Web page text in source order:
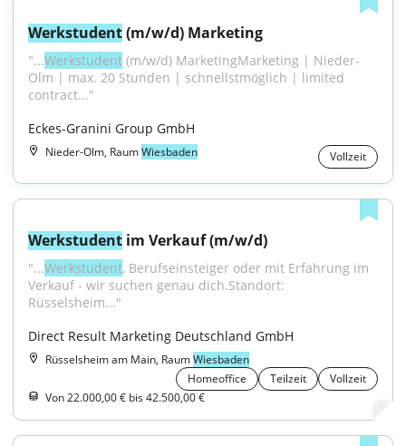
Werkstudent (m/w/d) Marketing
"...Werkstudent (m/w/d) MarketingMarketing | Nieder-
Olm | max. 20 Stunden | schnellstmöglich | limited
contract..."
Eckes-Granini Group GmbH
Nieder-Olm, RaumWiesbaden Vollzeit
Werkstudent im Verkauf (m/w/d)
"...Werkstudent, Berufseinsteiger oder mit Erfahrung im
Verkauf - wir suchen genau dich.Standort:
Rüsselsheim..."
Direct Result Marketing Deutschland GmbH
Rüsselsheim am Main, RaumWiesbaden
Homeoffice
Teilzeit
Vollzeit
Von 22.000,00 € bis 42.500,00 €